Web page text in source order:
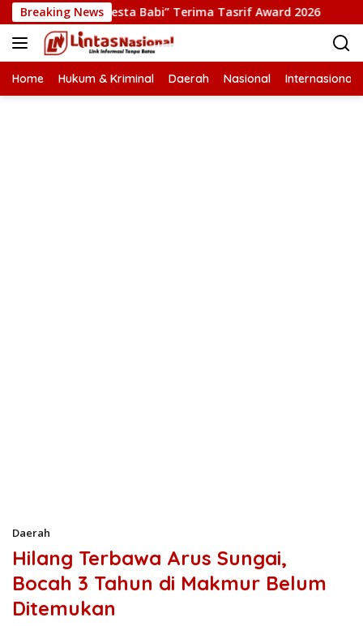
Langsung
ke
konten
Breaking News
Film “Pesta Babi” Terima Tasrif Award 2026
Home Hukum & Kriminal Daerah Nasional Internasional
Daerah
Hilang Terbawa Arus Sungai,
Bocah 3 Tahun di Makmur Belum
Ditemukan